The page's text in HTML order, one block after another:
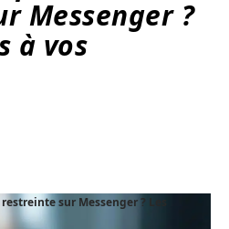
Messenger ?
à vos
sur Messenger ? Les